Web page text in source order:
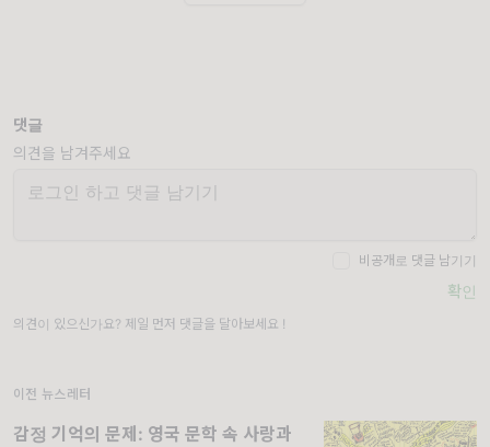
댓글
의견을 남겨주세요
비공개로 댓글 남기기
확인
의견이 있으신가요? 제일 먼저 댓글을 달아보세요 !
이전 뉴스레터
감정 기억의 문제: 영국 문학 속 사랑과